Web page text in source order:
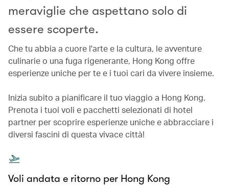
meraviglie che aspettano solo di
essere scoperte.
Che tu abbia a cuore l'arte e la cultura, le avventure
culinarie o una fuga rigenerante, Hong Kong offre
esperienze uniche per te e i tuoi cari da vivere insieme.
Inizia subito a pianificare il tuo viaggio a Hong Kong.
Prenota i tuoi voli e pacchetti selezionati di hotel
partner per scoprire esperienze uniche e abbracciare i
diversi fascini di questa vivace città!
Voli andata e ritorno per Hong Kong